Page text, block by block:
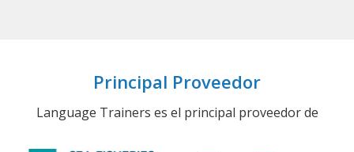
Principal Proveedor
Language Trainers es el principal proveedor de